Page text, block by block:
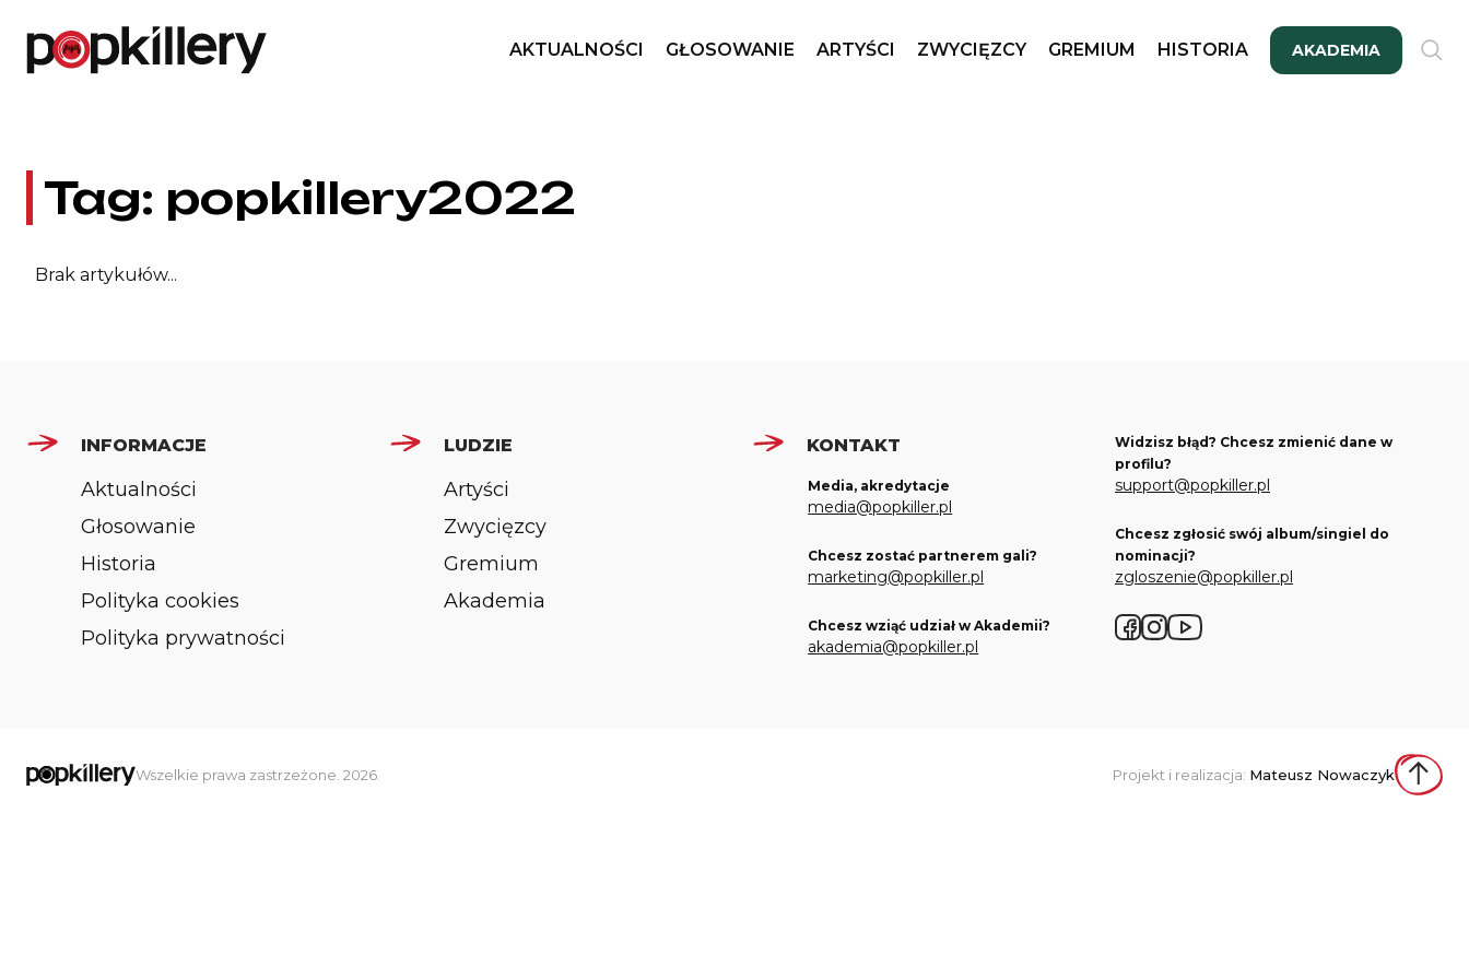
AKTUALNOŚCI
GŁOSOWANIE ARTYŚCI ZWYCIĘZCY GREMIUM HISTORIA AKADEMIA
Tag: popkillery2022
Brak artykułów...
INFORMACJE
Aktualności
Głosowanie
Historia
Polityka cookies
Polityka prywatności
LUDZIE
Artyści
Zwycięzcy
Gremium
Akademia
KONTAKT
Media, akredytacje
media@popkiller.pl
Chcesz zostać partnerem gali?
marketing@popkiller.pl
Chcesz wziąć udział w Akademii?
akademia@popkiller.pl
Widzisz błąd? Chcesz zmienić dane w
profilu?
support@popkiller.pl
Chcesz zgłosić swój album/singiel do
nominacji?
zgloszenie@popkiller.pl
Wszelkie prawa zastrzeżone. 2026. Projekt i realizacja: Mateusz Nowaczyk